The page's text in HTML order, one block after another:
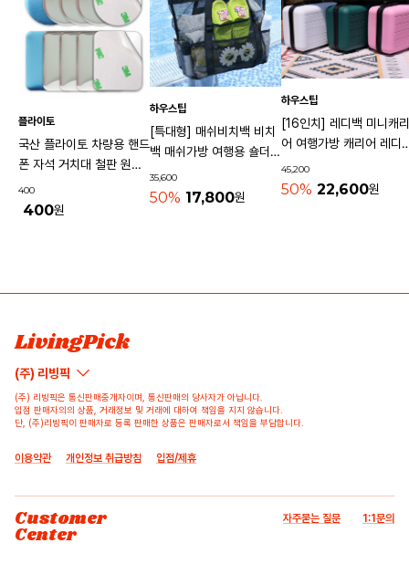
플라이토
국산 플라이토 차량용 핸드
폰 자석 거치대 철판 원형
사각 40mm
400
400원
하우스팁
[특대형] 매쉬비치백 비치
백 매쉬가방 여행용 숄더백
물놀이가방 수영가방 물빠
지는가방
35,600
50% 17,800원
하우스팁
[16인치] 레디백 미니캐리
어 여행가방 캐리어 레디
기내용가방
45,200
50% 22,600원
LivingPick
(주) 리빙픽
(주) 리빙픽은 통신판매중개자이며, 통신판매의 당사자가 아닙니다.
입점 판매자의의 상품, 거래정보 및 거래에 대하여 책임을 지지 않습니다.
단, (주)리빙픽이 판매자로 등록 판매한 상품은 판매자로서 책임을 부담합니다.
이용약관 개인정보 취급방침 입점/제휴
Customer
Center
자주묻는 질문 1:1문의